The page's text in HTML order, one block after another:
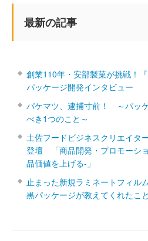
最新の記事
創業110年・安部製菓が挑戦！
パッケージ開発インタビュー
パケマツ、逮捕寸前！ ～パッ
べき1つのこと～
土佐フードビジネスクリエイタ
登壇 「商品開発・プロモーシ
品価値を上げる‐」
止まった新規ラミネートフィル
黒パッケージが教えてくれたこ